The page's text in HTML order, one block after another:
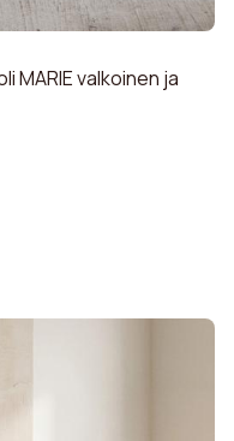
MARIE valkoinen ja